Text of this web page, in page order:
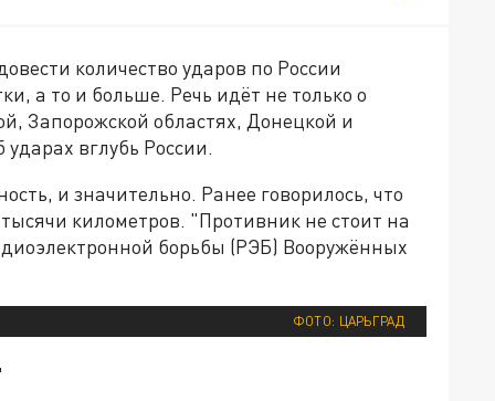
количество ударов по России
а то и больше. Речь идёт не только о
Запорожской областях, Донецкой и
вглубь России.
и значительно. Ранее говорилось, что
километров. "Противник не стоит на
борьбы (РЭБ) Вооружённых
ФОТО: ЦАРЬГРАД